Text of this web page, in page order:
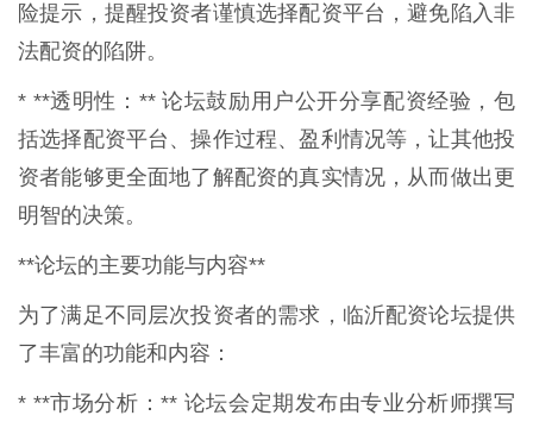
险提示，提醒投资者谨慎选择配资平台，避免陷入非
法配资的陷阱。
* **透明性：** 论坛鼓励用户公开分享配资经验，包
括选择配资平台、操作过程、盈利情况等，让其他投
资者能够更全面地了解配资的真实情况，从而做出更
明智的决策。
**论坛的主要功能与内容**
为了满足不同层次投资者的需求，临沂配资论坛提供
了丰富的功能和内容：
* **市场分析：** 论坛会定期发布由专业分析师撰写